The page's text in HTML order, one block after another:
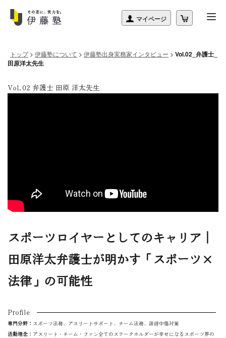
トップ> 伊藤塾について > 伊藤塾出身実務家インタビュー > Vol.02_弁護士_
田原洋太先生
Vol.02 弁護士 田原 洋太先生
スポーツロイヤーとしてのキャリア｜
田原洋太弁護士が明かす「スポーツ×
法律」の可能性
Profile
専門分野： スポーツ法務、アスリートサポート、チーム法務、誹謗中傷対策
活動理念： アスリート・チーム・ファン全てのステークホルダーが幸せになるスポーツ界の